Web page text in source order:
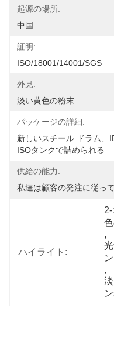
起源の場所:
中国
証明:
ISO/18001/14001/SGS
外見:
淡い黄色の粉末
パッケージの詳細:
新しいスチール ドラム、
ISOタンクで詰められる
供給の能力:
私達は顧客の発注に従っ
ハイライト:
,
,